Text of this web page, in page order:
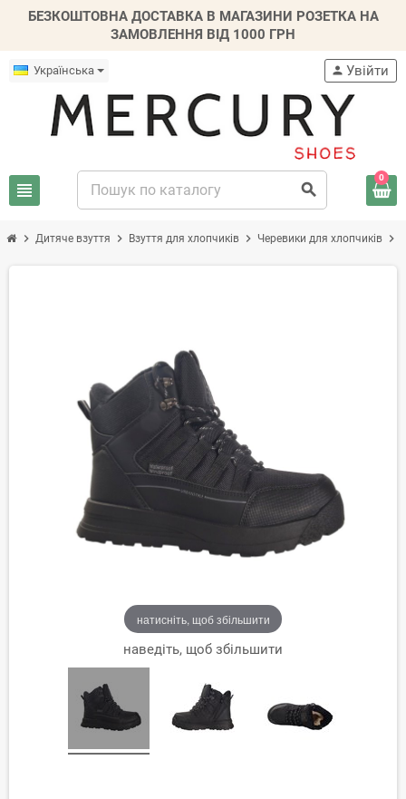
БЕЗКОШТОВНА ДОСТАВКА В МАГАЗИНИ РОЗЕТКА НА
ЗАМОВЛЕННЯ ВІД 1000 ГРН
Українська
view_headline search
person Увійти
0
chevron_right Дитяче взуття chevron_right Взуття для хлопчиків chevron_right Черевики для хлопчиків chevron_right
натисніть, щоб збільшити
наведіть, щоб збільшити